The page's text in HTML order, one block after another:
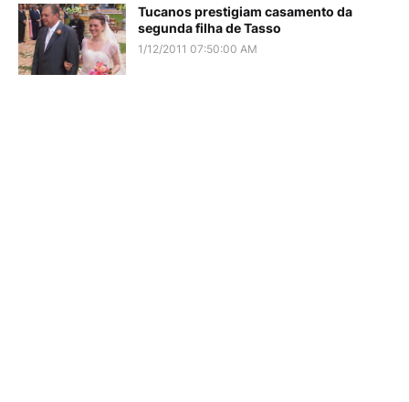
Tucanos prestigiam casamento da
segunda filha de Tasso
1/12/2011 07:50:00 AM